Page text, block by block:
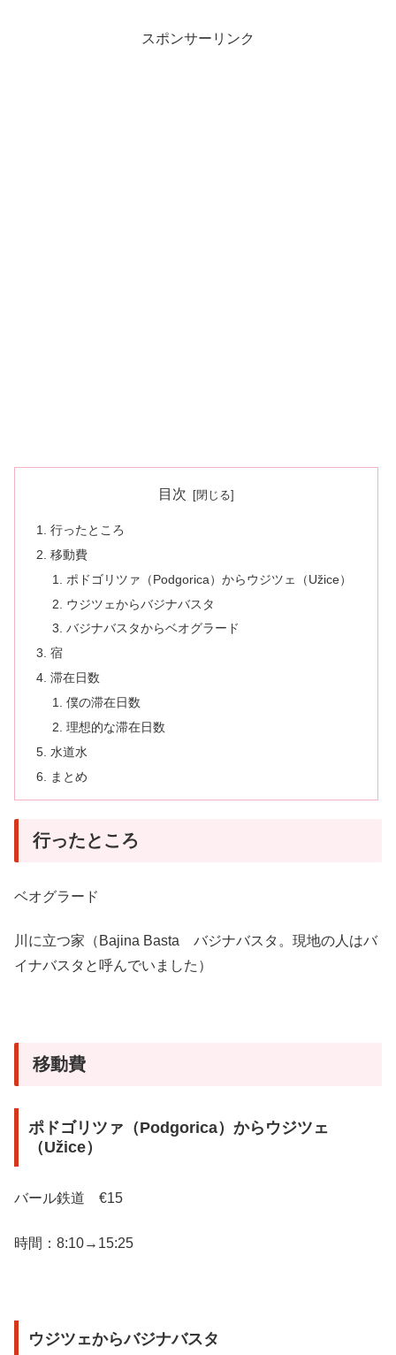
スポンサーリンク
目次
行ったところ
移動費
ポドゴリツァ（Podgorica）からウジツェ（Užice）
ウジツェからバジナバスタ
バジナバスタからベオグラード
宿
滞在日数
僕の滞在日数
理想的な滞在日数
水道水
まとめ
行ったところ
ベオグラード
川に立つ家（Bajina Basta バジナバスタ。現地の人はバ
イナバスタと呼んでいました）
移動費
ポドゴリツァ（Podgorica）からウジツェ
（Užice）
バール鉄道 €15
時間：8:10→15:25
ウジツェからバジナバスタ